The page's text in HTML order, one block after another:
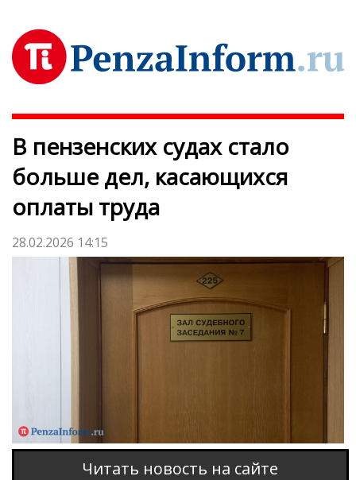
В пензенских судах стало
больше дел, касающихся
оплаты труда
28.02.2026 14:15
Читать новость на сайте